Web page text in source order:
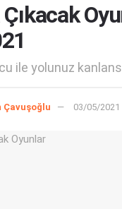
ile yolunuz
Çavuşoğlu 03/05/2021